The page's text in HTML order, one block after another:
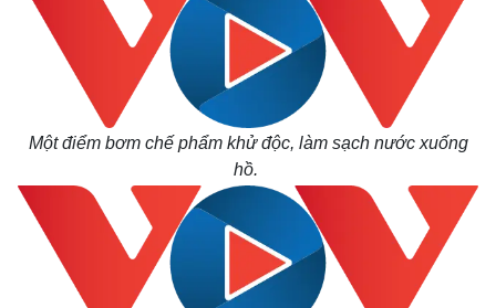
Một điểm bơm chế phẩm khử độc, làm sạch nước xuống
hồ.